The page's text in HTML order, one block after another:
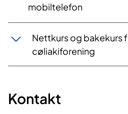
mobiltelefon
Nettkurs og bakekurs
cøliakiforening
Kontakt